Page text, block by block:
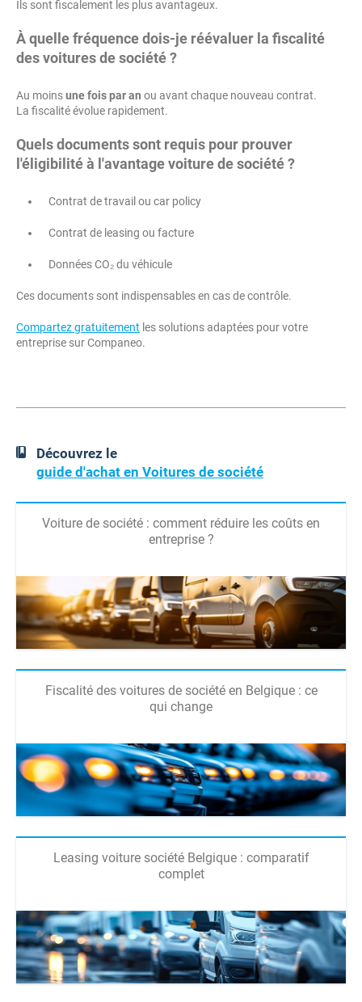
Ils sont fiscalement les plus avantageux.
À quelle fréquence dois-je réévaluer la fiscalité
des voitures de société ?
Au moinsune fois par an ou avant chaque nouveau contrat.
La fiscalité évolue rapidement.
Quels documents sont requis pour prouver
l'éligibilité à l'avantage voiture de société ?
Contrat de travail ou car policy
Contrat de leasing ou facture
Données CO₂ du véhicule
Ces documents sont indispensables en cas de contrôle.
Compartez gratuitement les solutions adaptées pour votre
entreprise sur Companeo.
Découvrez le
guide d'achat en Voitures de société
Voiture de société : comment réduire les coûts en
entreprise ?
Fiscalité des voitures de société en Belgique : ce
qui change
Leasing voiture société Belgique : comparatif
complet